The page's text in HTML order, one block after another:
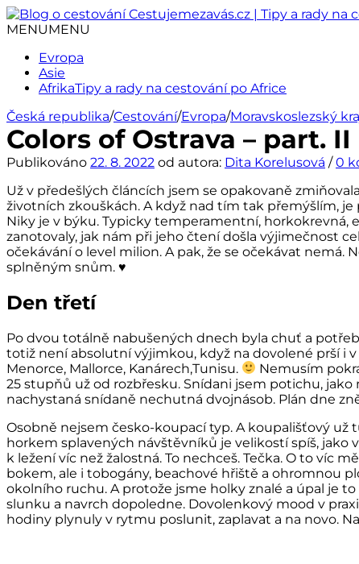
Přejít
k
webu
MENUMENU
Evropa
Asie
AfrikaTipy a rady na cestování po Africe
Česká republika/Cestování/Evropa/Moravskoslezský
Colors of Ostrava – part. II
Publikováno 22. 8. 2022 od autora: Dita Korelusová /0
Už v předešlých článcích jsem se opakovaně
životních zkouškách. A když nad tím tak přemýšlím, je
Niky je v býku. Typicky temperamentní, horkokrevná,
zanotovaly, jak nám při jeho čtení došla výjimečnost
očekávání o level milion. A pak, že se očekávat nemá.
splněným snům. ♥
Den třetí
Po dvou totálně nabušených dnech byla chuť a
totiž není absolutní výjimkou, když na dovolené prší i
Menorce, Mallorce, Kanárech,Tunisu.
Nemusím
25 stupňů už od rozbřesku. Snídani jsem potichu,
nachystaná snídaně nechutná dvojnásob. Plán dne
Osobně nejsem česko-koupací typ. A koupališťový už
horkem splavených návštěvníků je velikostí spíš, jako
k ležení víc než žalostná. To nechceš. Tečka. O to víc
bokem, ale i tobogány, beachové hřiště a ohromnou
okolního ruchu. A protože jsme holky znalé a úpal je
slunku a navrch dopoledne. Dovolenkový mood v
hodiny plynuly v rytmu poslunit, zaplavat a na novo.